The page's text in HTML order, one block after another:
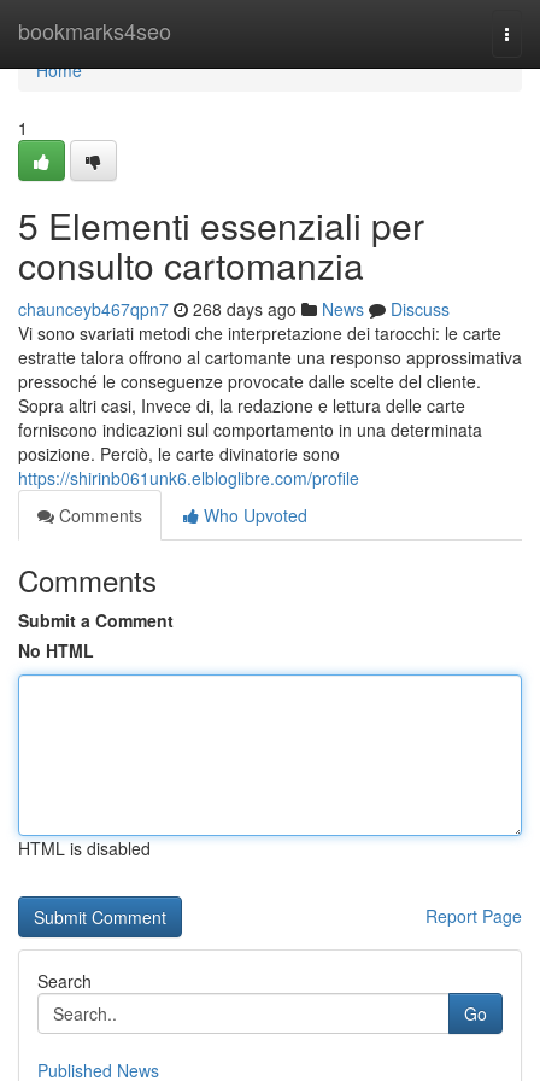
bookmarks4seo
Home
Home
1
5 Elementi essenziali per
consulto cartomanzia
chaunceyb467qpn7 268 days ago News
Discuss
Vi sono svariati metodi che interpretazione dei tarocchi: le carte
estratte talora offrono al cartomante una responso approssimativa
pressoché le conseguenze provocate dalle scelte del cliente.
Sopra altri casi, Invece di, la redazione e lettura delle carte
forniscono indicazioni sul comportamento in una determinata
posizione. Perciò, le carte divinatorie sono
https://shirinb061unk6.elbloglibre.com/profile
Comments
Who Upvoted
Comments
Submit a Comment
No HTML
HTML is disabled
Report Page
Search
Go
Published News